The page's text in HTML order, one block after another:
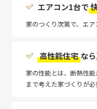
エアコン1台で
家のつくり次第で、エア
高性能住宅な
家の性能とは、断熱性
まで考えた家づくりが必